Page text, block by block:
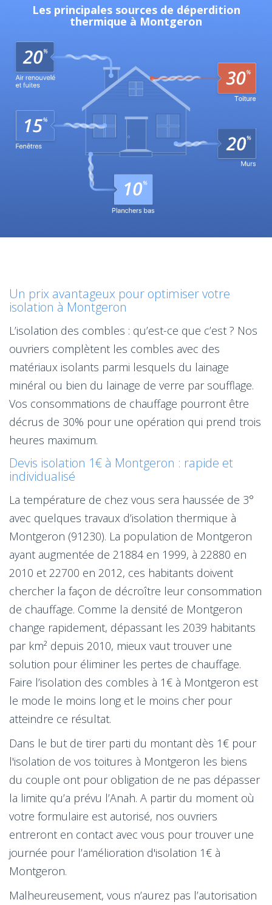
Les principales sources de déperdition
thermique à Montgeron
Un prix avantageux pour optimiser votre
isolation à Montgeron
L’isolation des combles : qu’est-ce que c’est ? Nos
ouvriers complètent les combles avec des
matériaux isolants parmi lesquels du lainage
minéral ou bien du lainage de verre par soufflage.
Vos consommations de chauffage pourront être
décrus de 30% pour une opération qui prend trois
heures maximum.
Devis isolation 1€ à Montgeron : rapide et
individualisé
La température de chez vous sera haussée de 3°
avec quelques travaux d’isolation thermique à
Montgeron (91230). La population de Montgeron
ayant augmentée de 21884 en 1999, à 22880 en
2010 et 22700 en 2012, ces habitants doivent
chercher la façon de décroître leur consommation
de chauffage. Comme la densité de Montgeron
change rapidement, dépassant les 2039 habitants
par km² depuis 2010, mieux vaut trouver une
solution pour éliminer les pertes de chauffage.
Faire l’isolation des combles à 1€ à Montgeron est
le mode le moins long et le moins cher pour
atteindre ce résultat.
Dans le but de tirer parti du montant dès 1€ pour
l'isolation de vos toitures à Montgeron les biens
du couple ont pour obligation de ne pas dépasser
la limite qu’a prévu l’Anah. A partir du moment où
votre formulaire est autorisé, nos ouvriers
entreront en contact avec vous pour trouver une
journée pour l’amélioration d'isolation 1€ à
Montgeron.
Malheureusement, vous n’aurez pas l’autorisation